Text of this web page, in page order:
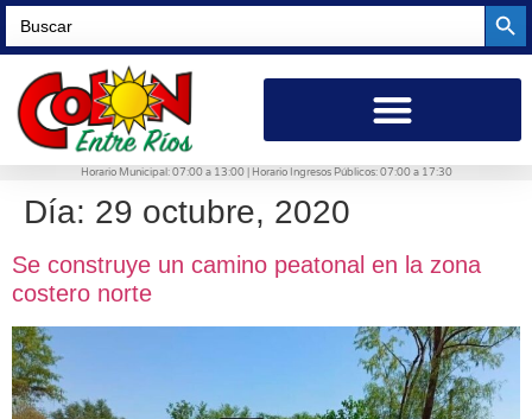
Search
for:
Horario Municipal: 07:00 a 13:00 | Horario Ingresos Públicos: 07:00 a 17:30
Día: 29 octubre, 2020
Se construye un camino peatonal en la zona
costero norte